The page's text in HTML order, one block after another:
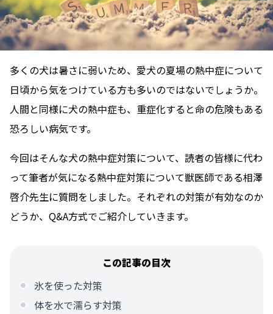
多くの犬は暑さに弱いため、愛犬の夏場の熱中症について
日頃から気をつけている方も多いのではないでしょうか。
人間と同様に犬の熱中症も、重症化すると命の危険もある
恐ろしい病気です。
今回はそんな犬の熱中症対策について、読者の皆様に代わ
って筆者が気になる熱中症対策について獣医師である相澤
啓介先生に質問をしました。それぞれの対策が有効なのか
どうか、Q&A方式でご紹介していきます。
この記事の目次
氷を使った対策
体を水で濡らす対策